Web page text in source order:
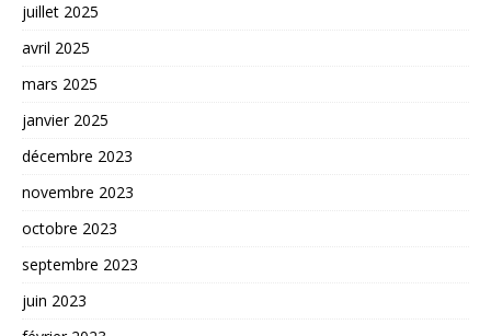
juillet 2025
avril 2025
mars 2025
janvier 2025
décembre 2023
novembre 2023
octobre 2023
septembre 2023
juin 2023